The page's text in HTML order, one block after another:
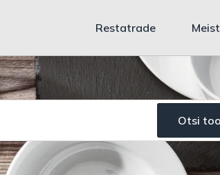
Restatrade Meist